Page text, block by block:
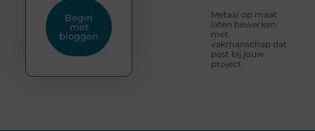
Metaal op maat
laten bewerken
met
vakmanschap dat
past bij jouw
project
Begin
met
bloggen